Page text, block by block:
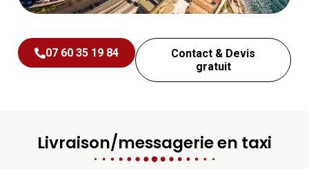
07 60 35 19 84
Contact & Devis
gratuit
Livraison/messagerie en taxi